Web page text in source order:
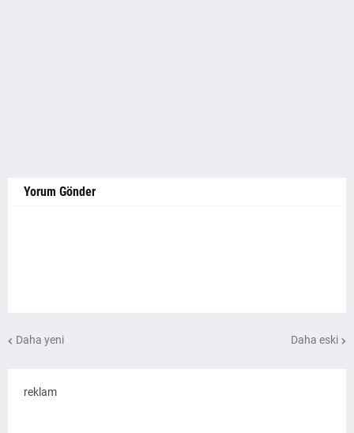
Yorum Gönder
Daha yeni Daha eski
reklam